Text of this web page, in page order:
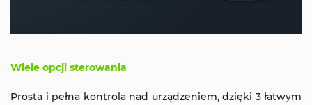
Wiele opcji sterowania
Prosta i pełna kontrola nad urządzeniem, dzięki 3 łatwym